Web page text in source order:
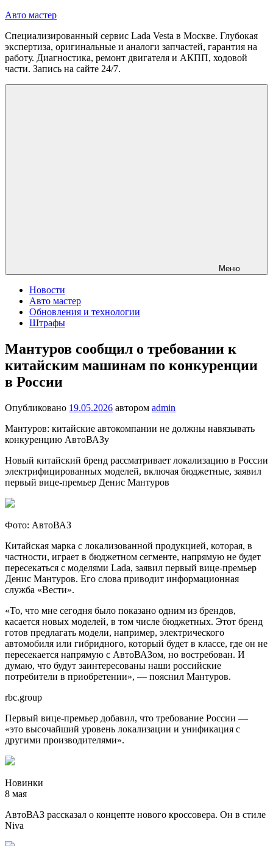
Перейти
содержимому
Авто мастер
Специализированный сервис Lada Vesta в Москве. Глубокая
экспертиза, оригинальные и аналоги запчастей, гарантия на
работу. Диагностика, ремонт двигателя и АКПП, ходовой
части. Запись на сайте 24/7.
Меню
Новости
Авто мастер
Обновления и технологии
Штрафы
Мантуров сообщил о требовании к
китайским машинам по конкуренции
в России
Опубликовано 19.05.2026 автором admin
Мантуров: китайские автокомпании не должны навязывать
конкуренцию АвтоВАЗу
Новый китайский бренд рассматривает локализацию в России
электрифицированных моделей, включая бюджетные, заявил
первый вице-премьер Денис Мантуров
Фото: АвтоВАЗ
Китайская марка с локализованной продукцией, которая, в
частности, играет в бюджетном сегменте, напрямую не будет
пересекаться с моделями Lada, заявил первый вице-премьер
Денис Мантуров. Его слова приводит информационная
служба «Вести».
«То, что мне сегодня было показано одним из брендов,
касается новых моделей, в том числе бюджетных. Этот бренд
готов предлагать модели, например, электрического
автомобиля или гибридного, который будет в классе, где он не
пересекается напрямую с АвтоВАЗом, но востребован. И
думаю, что будут заинтересованы наши российские
потребители в приобретении», — пояснил Мантуров.
rbc.group
Первый вице-премьер добавил, что требование России —
«это высочайший уровень локализации и унификация с
другими производителями».
Новинки
8 мая
АвтоВАЗ рассказал о концепте нового кроссовера. Он в стиле
Niva